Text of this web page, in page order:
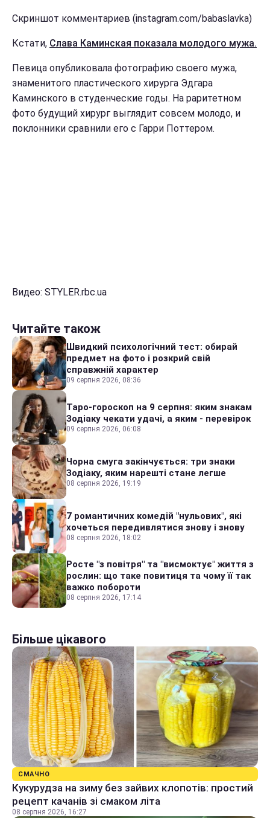
Скриншот комментариев (instagram.com/babaslavka)
Кстати, Слава Каминская показала молодого мужа.
Певица опубликовала фотографию своего мужа,
знаменитого пластического хирурга Эдгара
Каминского в студенческие годы. На раритетном
фото будущий хирург выглядит совсем молодо, и
поклонники сравнили его с Гарри Поттером.
Видео: STYLER.rbc.ua
Читайте також
Швидкий психологічний тест: обирай
предмет на фото і розкрий свій
справжній характер
09 серпня 2026, 08:36
Таро-гороскоп на 9 серпня: яким знакам
Зодіаку чекати удачі, а яким - перевірок
09 серпня 2026, 06:08
Чорна смуга закінчується: три знаки
Зодіаку, яким нарешті стане легше
08 серпня 2026, 19:19
7 романтичних комедій "нульових", які
хочеться передивлятися знову і знову
08 серпня 2026, 18:02
Росте "з повітря" та "висмоктує" життя з
рослин: що таке повитиця та чому її так
важко побороти
08 серпня 2026, 17:14
Більше цікавого
СМАЧНО
Кукурудза на зиму без зайвих клопотів: простий
рецепт качанів зі смаком літа
08 серпня 2026, 16:27